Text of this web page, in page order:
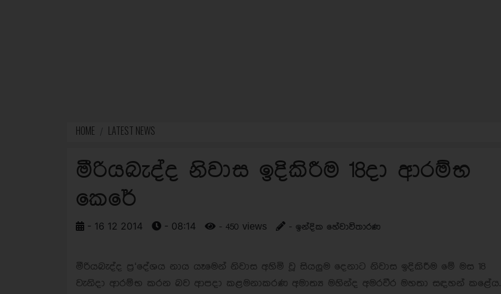
HOME LATEST NEWS
මීරියබැද්ද නිවාස ඉදිකිරීම 18දා ආරම්භ
කෙරේ
- 16 12 2014 - 08:14 - 450 views - ඉන්දික හේවාවිතාරණ
මීරියබැද්ද ප්‍ර‘දේශය නාය යෑමෙන් නිවාස අහිමි වූ සියලුම දෙනාට නිවාස ඉදිකිරීම මේ මස 18
වැනිදා ආරම්භ කරන බව ආපදා කළමනාකරණ අමාත්‍ය මහින්ද අමරවීර මහතා සඳහන් කළේය.